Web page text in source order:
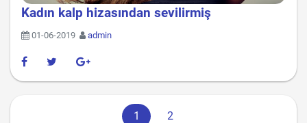
Kadın kalp hizasından sevilirmiş
01-06-2019 admin
Geçerli Sayfa
1 Sayfa
2